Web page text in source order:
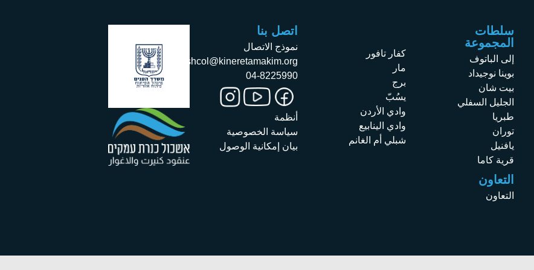
سلطات
المجموعة
إلى الباتوف
بوينا نوجيداد
بيت شان
الجليل السفلي
طبريا
توران
يافنيل
قرية كاما
التعاون
التعاون
كفار تافور
مار
برج
يسُبّ
وادي الأردن
وادي الينابيع
شبلي أم الغانم
اتصل بنا
نموذج الاتصال
eshcol@kineretamakim.org
04-8225990
أنظمة
سياسة الخصوصية
بيان إمكانية الوصول